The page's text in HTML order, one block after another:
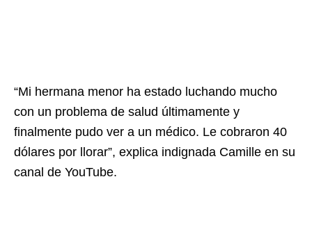
“Mi hermana menor ha estado luchando mucho
con un problema de salud últimamente y
finalmente pudo ver a un médico. Le cobraron 40
dólares por llorar”, explica indignada Camille en su
canal de YouTube.